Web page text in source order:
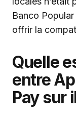
Banco
offrir la
Quelle
entre
Pay sur